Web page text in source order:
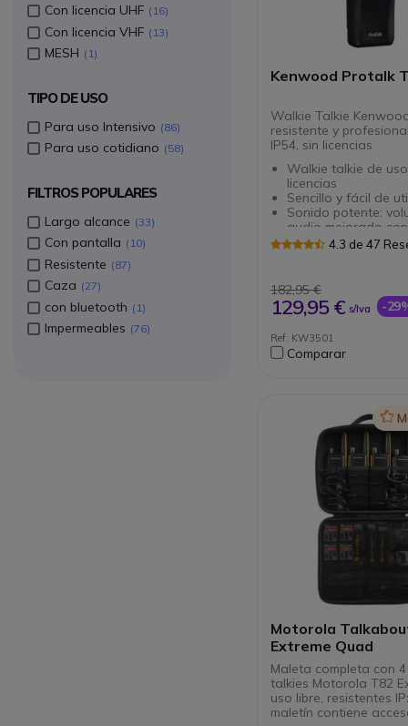
Kenwood Protalk
Walkie Talkie
resistente y
IP54, sin licencias
Walkie talkie de
licencias
Sencillo y fácil de
Sonido potente:
audio mejorado con
amplificador 1,5 W
IP54 resistencia al
agua
Cumple con la
estándar militar
C, D, E, F & G
Con VOX
4.3 de 47
182,95 €
129,95 € s/Iva -
Ref: KW3501
Comparar
Icon
Motorola
Extreme Quad
Maleta completa con
talkies Motorola T82
uso libre, resistentes
maletín contiene
Con licencia UHF 16
Con licencia VHF 13
MESH 1
TIPO DE USO
Para uso Intensivo 86
Para uso cotidiano 58
FILTROS POPULARES
Largo alcance 33
Con pantalla 10
Resistente 87
Caza 27
con bluetooth 1
Impermeables 76